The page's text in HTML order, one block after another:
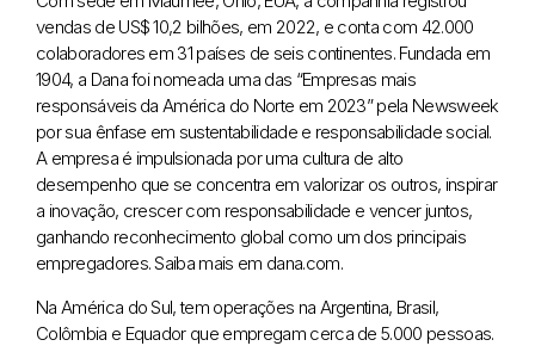
vendas de US$ 10,2 bilhões, em 2022, e conta com 42.000
colaboradores em 31 países de seis continentes. Fundada em
1904, a Dana foi nomeada uma das “Empresas mais
responsáveis da América do Norte em 2023” pela Newsweek
por sua ênfase em sustentabilidade e responsabilidade social.
A empresa é impulsionada por uma cultura de alto
desempenho que se concentra em valorizar os outros, inspirar
a inovação, crescer com responsabilidade e vencer juntos,
ganhando reconhecimento global como um dos principais
empregadores. Saiba mais em dana.com.
Na América do Sul, tem operações na Argentina, Brasil,
Colômbia e Equador que empregam cerca de 5.000 pessoas.